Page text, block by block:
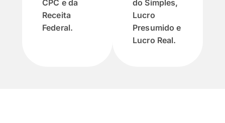
CPC e da
Receita
Federal.
do Simples,
Lucro
Presumido e
Lucro Real.